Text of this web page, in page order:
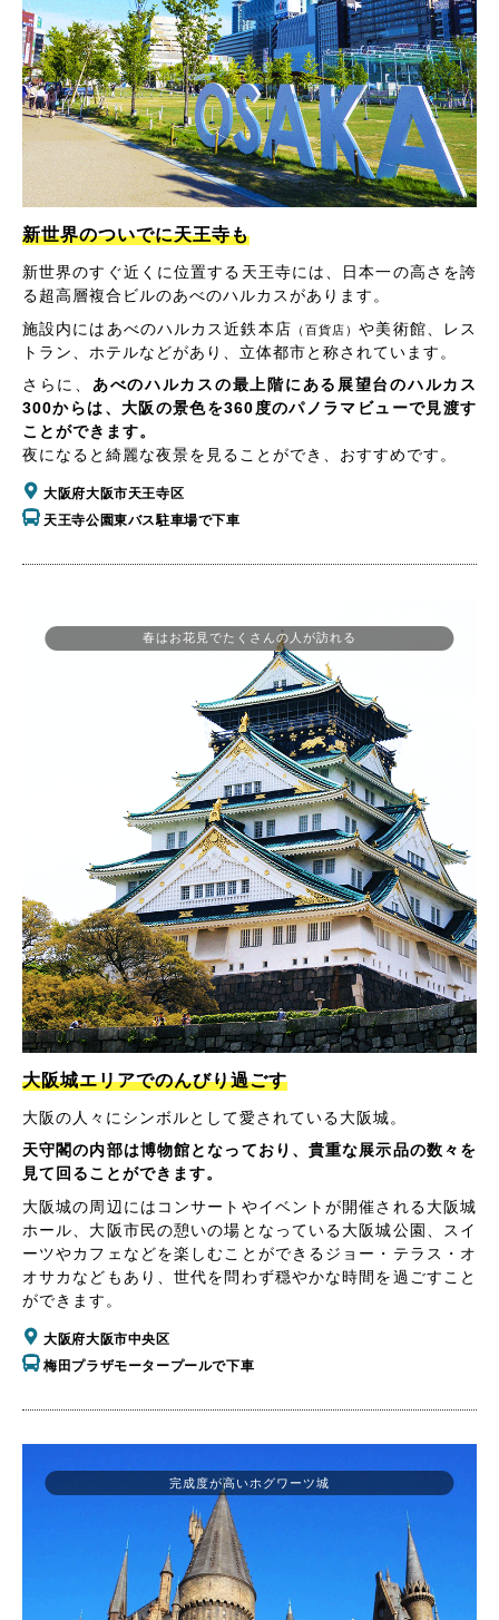
新世界のついでに天王寺も
新世界のすぐ近くに位置する天王寺には、日本一の高さを誇
る超高層複合ビルのあべのハルカスがあります。
施設内にはあべのハルカス近鉄本店 （百貨店）や美術館、レス
トラン、ホテルなどがあり、立体都市と称されています。
さらに、 あべのハルカスの最上階にある展望台のハルカス
300からは、大阪の景色を360度のパノラマビューで見渡す
ことができます。
夜になると綺麗な夜景を見ることができ、おすすめです。
大阪府大阪市天王寺区
天王寺公園東バス駐車場で下車
春はお花見でたくさんの人が訪れる
大阪城エリアでのんびり過ごす
大阪の人々にシンボルとして愛されている大阪城。
天守閣の内部は博物館となっており、貴重な展示品の数々を
見て回ることができます。
大阪城の周辺にはコンサートやイベントが開催される大阪城
ホール、大阪市民の憩いの場となっている大阪城公園、スイ
ーツやカフェなどを楽しむことができるジョー・テラス・オ
オサカなどもあり、世代を問わず穏やかな時間を過ごすこと
ができます。
大阪府大阪市中央区
梅田プラザモータープールで下車
完成度が高いホグワーツ城